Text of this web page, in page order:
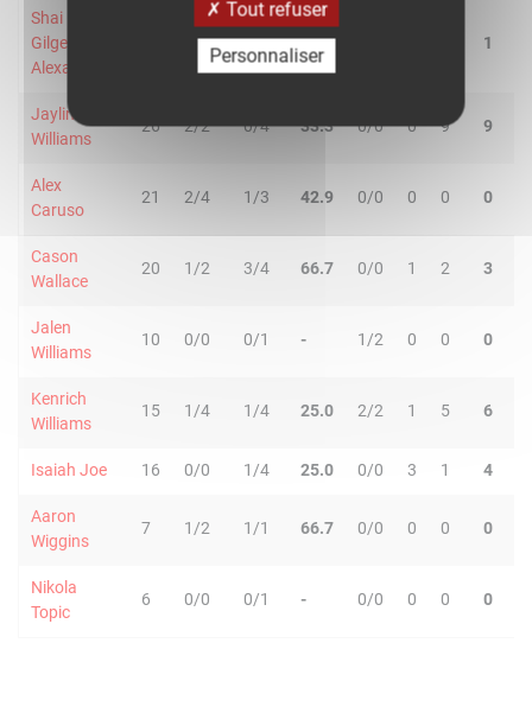
Shai
Gilgeous-
Alexander
6/13 0/5 33.3 1
Jaylin
Williams
26 2/2 0/4 33.3 0/0 0 9 9
Alex
Caruso
21 2/4 1/3 42.9 0/0 0 0 0
Cason
Wallace
20 1/2 3/4 66.7 0/0 1 2 3
Jalen
Williams
10 0/0 0/1 - 1/2 0 0 0
Kenrich
Williams
15 1/4 1/4 25.0 2/2 1 5 6
Isaiah Joe 16 0/0 1/4 25.0 0/0 3 1 4
Aaron
Wiggins
7 1/2 1/1 66.7 0/0 0 0 0
Nikola
Topic
6 0/0 0/1 - 0/0 0 0 0
Tout refuser
Personnaliser